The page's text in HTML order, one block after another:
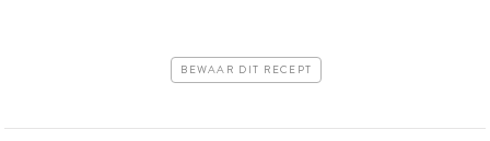
BEWAAR DIT RECEPT